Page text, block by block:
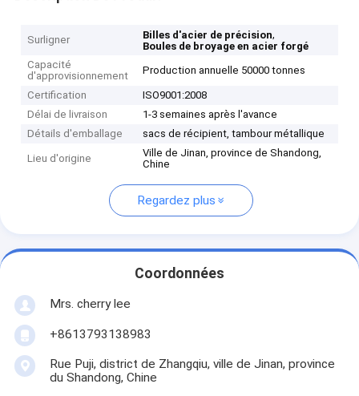
Surligner Billes d'acier de précision,
Boules de broyage en acier forgé
Capacité
d'approvisionnement
Production annuelle 50000 tonnes
Certification
ISO9001:2008
Délai de livraison
1-3 semaines après l'avance
Détails d'emballage
sacs de récipient, tambour métallique
Lieu d'origine
Ville de Jinan, province de Shandong,
Chine
Regardez plus
Coordonnées
Mrs. cherry lee
+8613793138983
Rue Puji, district de Zhangqiu, ville de Jinan, province
du Shandong, Chine